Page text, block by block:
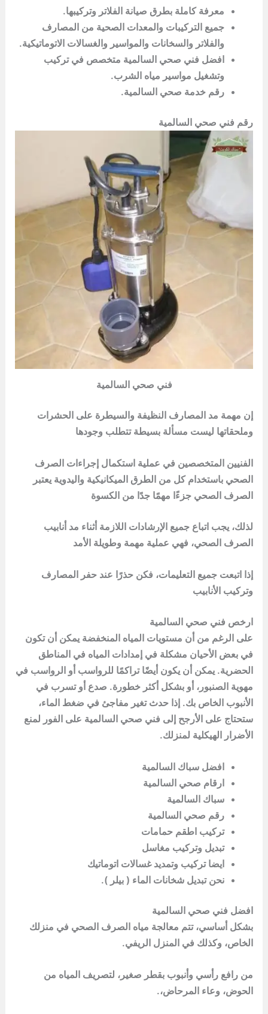
معرفة كاملة بطرق صيانة الفلاتر وتركيبها.
جميع التركيبات والمعدات الصحية من المصارف
والفلاتر والسخانات والمواسير والغسالات الاتوماتيكية.
افضل فني صحي السالمية متخصص في تركيب
وتشغيل مواسير مياه الشرب.
رقم خدمة صحي السالمية.
رقم فني صحي السالمية
فني صحي السالمية
إن مهمة مد المصارف النظيفة والسيطرة على الحشرات
وملحقاتها ليست مسألة بسيطة تتطلب وجودها
الفنيين المتخصصين في عملية استكمال إجراءات الصرف
الصحي باستخدام كل من الطرق الميكانيكية واليدوية يعتبر
الصرف الصحي جزءًا مهمًا جدًا من الكسوة
لذلك، يجب اتباع جميع الإرشادات اللازمة أثناء مد أنابيب
الصرف الصحي، فهي عملية مهمة وطويلة الأمد
إذا اتبعت جميع التعليمات، فكن حذرًا عند حفر المصارف
وتركيب الأنابيب
ارخص فني صحي السالمية
على الرغم من أن مستويات المياه المنخفضة يمكن أن تكون
في بعض الأحيان مشكلة في إمدادات المياه في المناطق
الحضرية. يمكن أن يكون أيضًا تراكمًا للرواسب أو الرواسب في
مهوية الصنبور، أو بشكل أكثر خطورة. صدع أو تسرب في
الأنبوب الخاص بك. إذا حدث تغير مفاجئ في ضغط الماء،
ستحتاج على الأرجح إلى فني صحي السالمية على الفور لمنع
الأضرار الهيكلية لمنزلك.
افضل سباك السالمية
ارقام صحي السالمية
سباك السالمية
رقم صحي السالمية
تركيب اطقم حمامات
تبديل وتركيب مغاسل
ايضا تركيب وتمديد غسالات اتوماتيك
نحن تبديل شخانات الماء ( بيلر ).
افضل فني صحي السالمية
بشكل أساسي، تتم معالجة مياه الصرف الصحي في منزلك
الخاص، وكذلك في المنزل الريفي.
من رافع رأسي وأنبوب بقطر صغير، لتصريف المياه من
الحوض، وعاء المرحاض،.